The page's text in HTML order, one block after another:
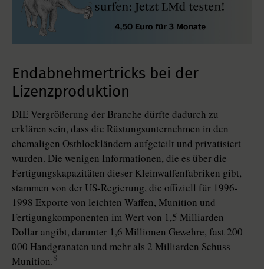
Endabnehmertricks bei der
Lizenzproduktion
DIE Vergrößerung der Branche dürfte dadurch zu
erklären sein, dass die Rüstungsunternehmen in den
ehemaligen Ostblockländern aufgeteilt und privatisiert
wurden. Die wenigen Informationen, die es über die
Fertigungskapazitäten dieser Kleinwaffenfabriken gibt,
stammen von der US-Regierung, die offiziell für 1996-
1998 Exporte von leichten Waffen, Munition und
Fertigungkomponenten im Wert von 1,5 Milliarden
Dollar angibt, darunter 1,6 Millionen Gewehre, fast 200
000 Handgranaten und mehr als 2 Milliarden Schuss
Munition.8